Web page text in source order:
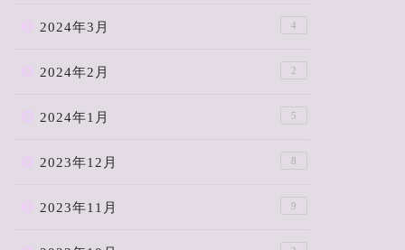
2024年3月 4
2024年2月 2
2024年1月 5
2023年12月 8
2023年11月 9